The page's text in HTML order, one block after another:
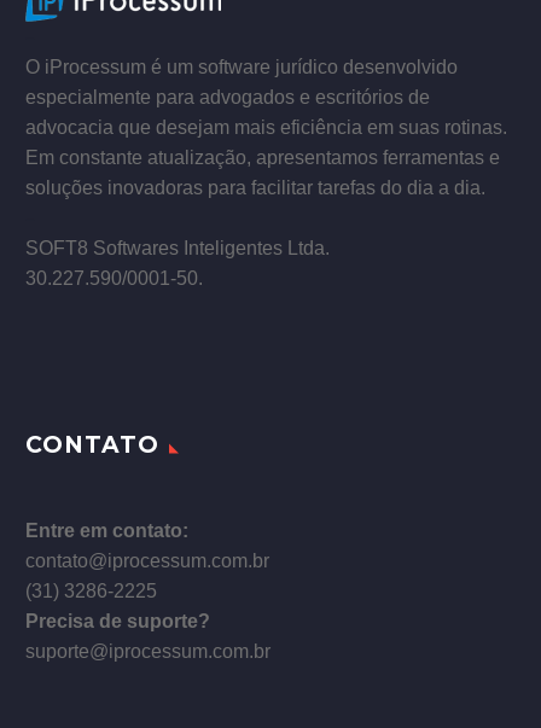
O iProcessum é um software jurídico desenvolvido
especialmente para advogados e escritórios de
advocacia que desejam mais eficiência em suas rotinas.
Em constante atualização, apresentamos ferramentas e
soluções inovadoras para facilitar tarefas do dia a dia.
SOFT8 Softwares Inteligentes Ltda.
30.227.590/0001­-50.
CONTATO
Entre em contato:
contato@iprocessum.com.br
(31) 3286-2225
Precisa de suporte?
suporte@iprocessum.com.br